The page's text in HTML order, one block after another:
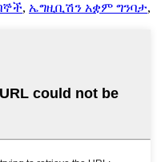
, ኤግዚቢሽን አቋም ግንባታ,